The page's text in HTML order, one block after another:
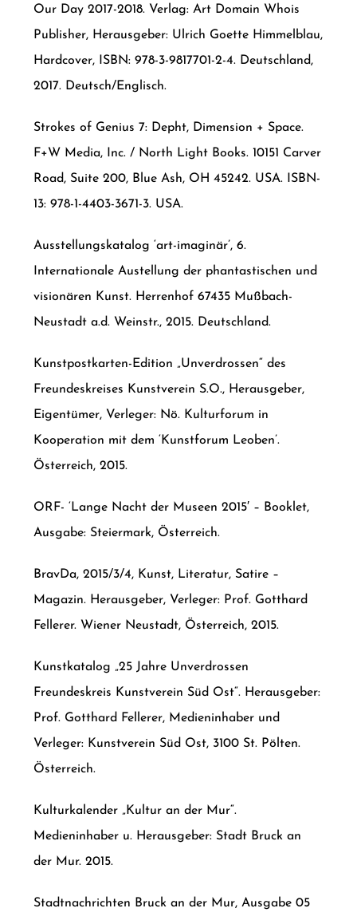
Our Day 2017-2018. Verlag: Art Domain Whois
Publisher, Herausgeber: Ulrich Goette Himmelblau,
Hardcover, ISBN: 978-3-9817701-2-4. Deutschland,
2017. Deutsch/Englisch.
Strokes of Genius 7: Depht, Dimension + Space.
F+W Media, Inc. / North Light Books. 10151 Carver
Road, Suite 200, Blue Ash, OH 45242. USA. ISBN-
13: 978-1-4403-3671-3. USA.
Ausstellungskatalog ‘art-imaginär’, 6.
Internationale Austellung der phantastischen und
visionären Kunst. Herrenhof 67435 Mußbach-
Neustadt a.d. Weinstr., 2015. Deutschland.
Kunstpostkarten-Edition „Unverdrossen“ des
Freundeskreises Kunstverein S.O., Herausgeber,
Eigentümer, Verleger: Nö. Kulturforum in
Kooperation mit dem ‘Kunstforum Leoben’.
Österreich, 2015.
ORF- ‘Lange Nacht der Museen 2015′ – Booklet,
Ausgabe: Steiermark, Österreich.
BravDa, 2015/3/4, Kunst, Literatur, Satire –
Magazin. Herausgeber, Verleger: Prof. Gotthard
Fellerer. Wiener Neustadt, Österreich, 2015.
Kunstkatalog „25 Jahre Unverdrossen
Freundeskreis Kunstverein Süd Ost“. Herausgeber:
Prof. Gotthard Fellerer, Medieninhaber und
Verleger: Kunstverein Süd Ost, 3100 St. Pölten.
Österreich.
Kulturkalender „Kultur an der Mur“.
Medieninhaber u. Herausgeber: Stadt Bruck an
der Mur. 2015.
Stadtnachrichten Bruck an der Mur, Ausgabe 05